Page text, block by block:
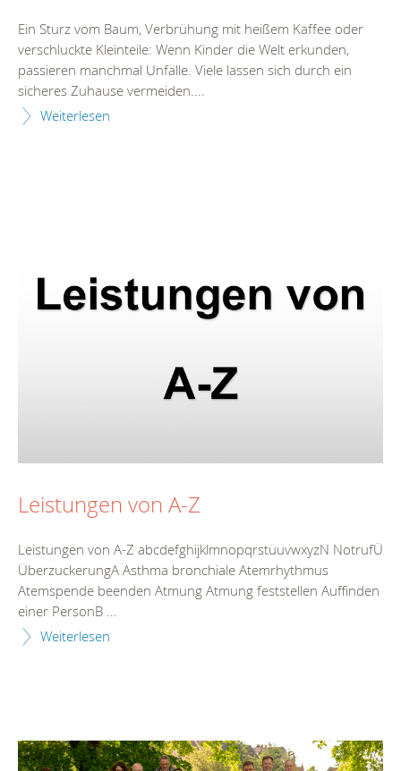
Ein Sturz vom Baum, Verbrühung mit heißem Kaffee oder
verschluckte Kleinteile: Wenn Kinder die Welt erkunden,
passieren manchmal Unfälle. Viele lassen sich durch ein
sicheres Zuhause vermeiden....
Weiterlesen
Leistungen von A-Z
Leistungen von A-Z abcdefghijklmnopqrstüuvwxyzN NotrufÜ
ÜberzuckerungA Asthma bronchiale Atemrhythmus
Atemspende beenden Atmung Atmung feststellen Auffinden
einer PersonB ...
Weiterlesen